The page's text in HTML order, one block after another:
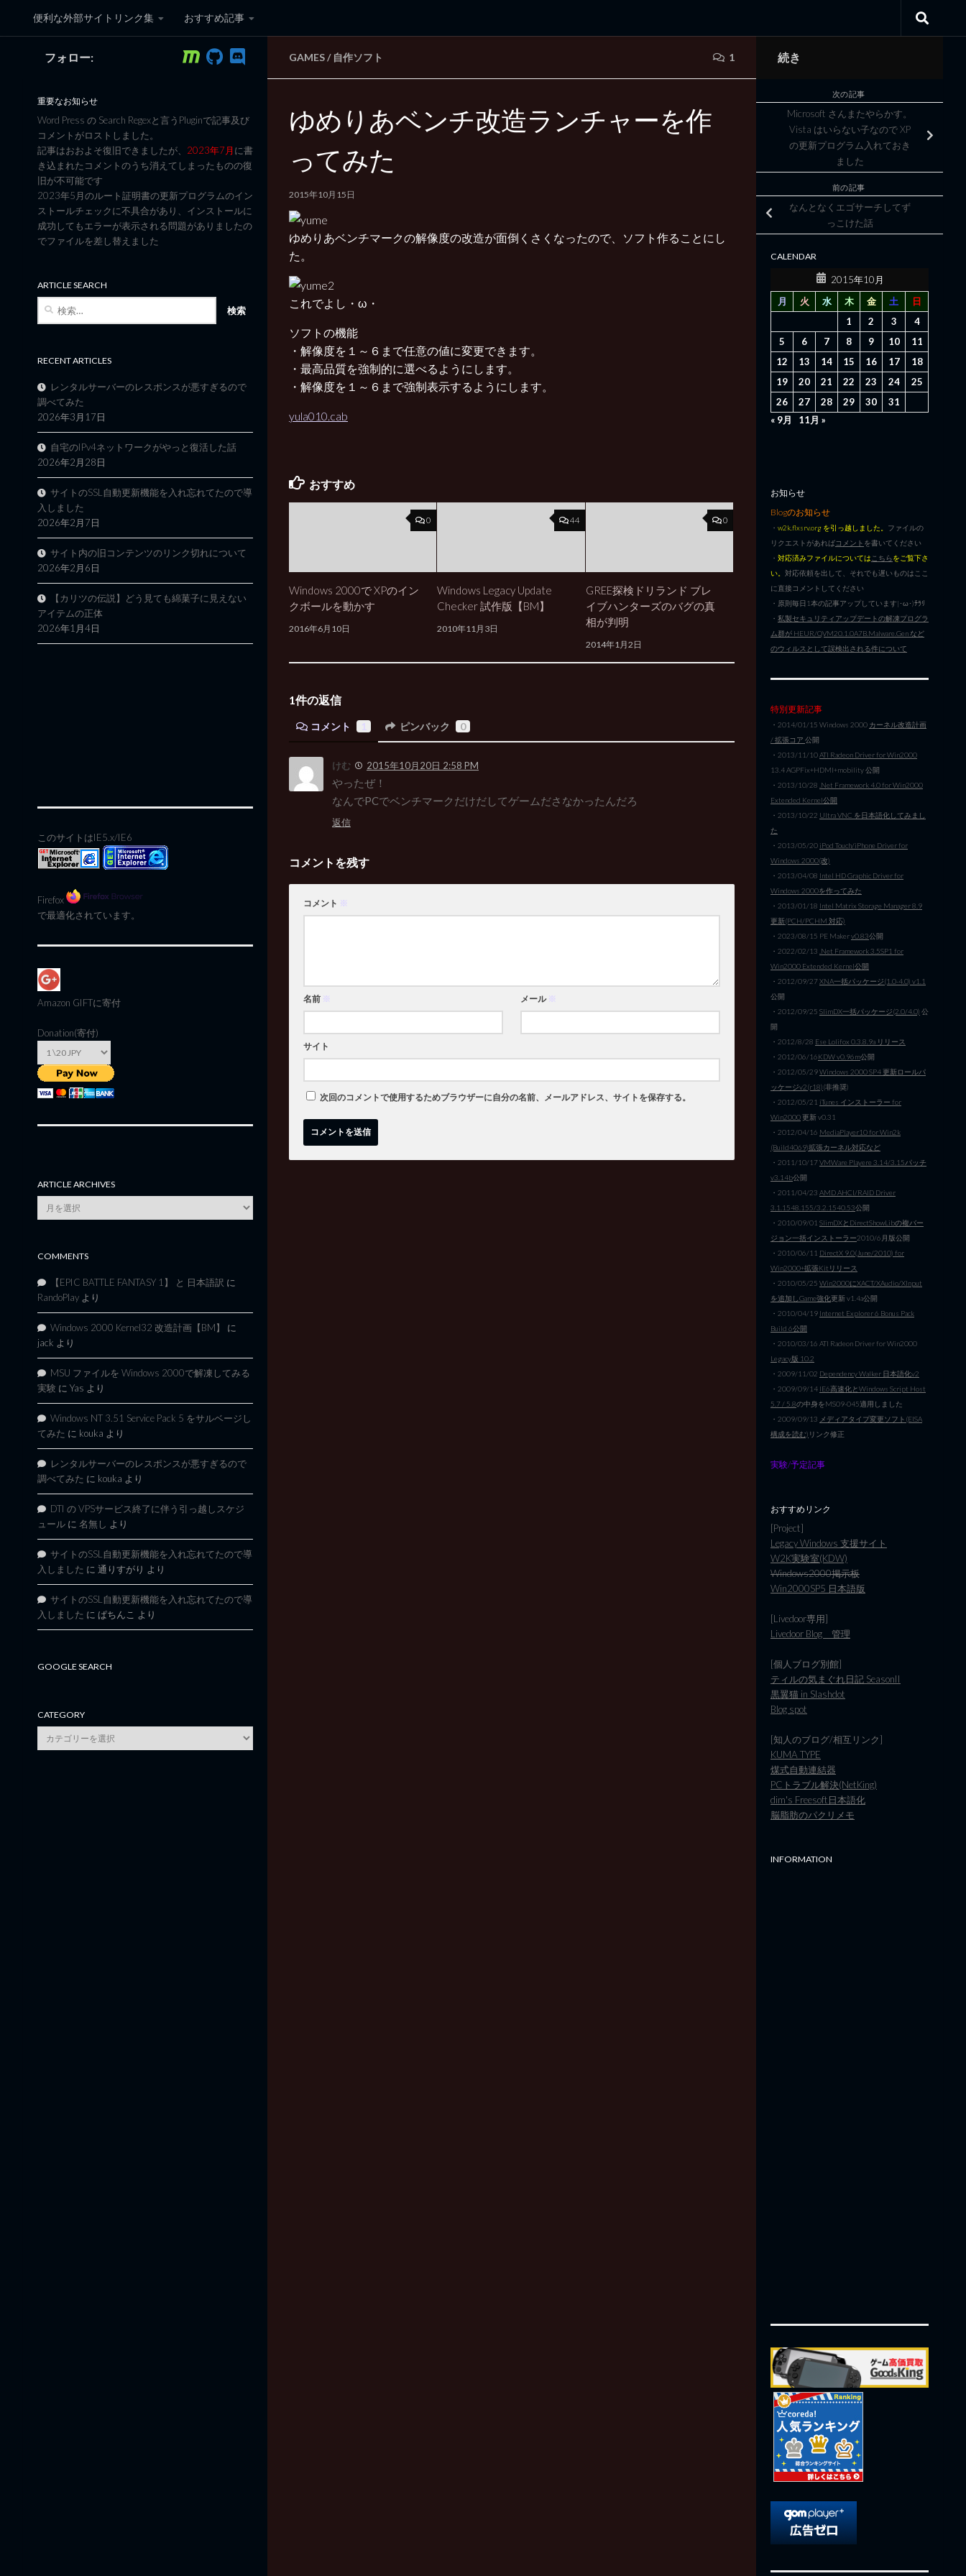
コンテンツへスキップ
便利な外部サイトリンク集 おすすめ記事
黒翼猫のコンピュータ日記 3rd Edition
GAMES/ 自作ソフト 1
ゆめりあベンチ改造ランチャーを作
ってみた
2015年10月15日
ゆめりあベンチマークの解像度の改造が面倒くさくなったので、ソフト作ることにし
た。
これでよし・ω・
ソフトの機能
・解像度を１～６まで任意の値に変更できます。
・最高品質を強制的に選べるようにします。
・解像度を１～６まで強制表示するようにします。
yula010.cab
おすすめ
0
Windows 2000で XPのイン
クボールを動かす
2016年6月10日
44
Windows Legacy Update
Checker 試作版【BM】
2010年11月3日
0
GREE探検ドリランド ブレ
イブハンターズのバグの真
相が判明
2014年1月2日
1件の返信
コメント ピンバック 0
けむ 2015年10月20日 2:58 PM
やったぜ！
なんでPCでベンチマークだけだしてゲームださなかったんだろ
返信
コメントを残す
コメント ※
名前 ※ メール ※
サイト
次回のコメントで使用するためブラウザーに自分の名前、メールアドレス、サイトを保存する。
フォロー:
重要なお知らせ
Word Press の Search Regexと言うPluginで記事及び
コメントがロストしました。
記事はおおよそ復旧できましたが、 2023年7月に書
き込まれたコメントのうち消えてしまったものの復
旧が不可能です
2023年5月のルート証明書の更新プログラムのイン
ストールチェックに不具合があり、インストールに
成功してもエラーが表示される問題がありましたの
でファイルを差し替えました
ARTICLE SEARCH
RECENT ARTICLES
レンタルサーバーのレスポンスが悪すぎるので
調べてみた
2026年3月17日
自宅のIPv4ネットワークがやっと復活した話
2026年2月28日
サイトのSSL自動更新機能を入れ忘れてたので導
入しました
2026年2月7日
サイト内の旧コンテンツのリンク切れについて
2026年2月6日
【カリツの伝説】どう見ても綿菓子に見えない
アイテムの正体
2026年1月4日
このサイトはIE5.x/IE6
Firefox
で最適化されています。
Amazon GIFTに寄付
Donation(寄付)
ARTICLE ARCHIVES
Article
Archives
COMMENTS
【EPIC BATTLE FANTASY 1】 と 日本語訳 に
RandoPlay より
Windows 2000 Kernel32 改造計画【BM】
に
jack より
MSU ファイルを Windows 2000で解凍してみる
実験 に Yas より
Windows NT 3.51 Service Pack 5 をサルベージし
てみた に kouka より
レンタルサーバーのレスポンスが悪すぎるので
調べてみた に kouka より
DTI の VPSサービス終了に伴う引っ越しスケジ
ュール に 名無し より
サイトのSSL自動更新機能を入れ忘れてたので導
入しました に 通りすがり より
サイトのSSL自動更新機能を入れ忘れてたので導
入しました に ぱちんこ より
GOOGLE SEARCH
CATEGORY
category
続き
次の記事
Microsoft さんまたやらかす。
Vista はいらない子なので XP
の更新プログラム入れておき
ました
前の記事
なんとなくエゴサーチしてず
っこけた話
CALENDAR
2015年10月
月
火 水 木 金 土
日
1
2 3
4
5
6 7 8 9 10
11
12
13 14 15 16 17
18
19
20 21 22 23 24
25
26
27 28 29 30
31
« 9月
11月 »
お知らせ
Blogのお知らせ
・ w2k.flxsrv.org を引っ越しました。 ファイルの
リクエストがあればコメント を書いてください
・ 対応済みファイルについては こちらをご覧下さ
い。 対応依頼を出して、それでも遅いものはここ
に直接コメントしてください
・原則毎日1本の記事アップしています|･ω･)ﾁﾗﾘ
・ 私製セキュリティアップデートの解凍プログラ
ム群が HEUR/QVM20.1.0A7B.Malware.Gen など
のウィルスとして誤検出される件について
特別更新記事
・2014/01/15 Windows 2000 カーネル改造計画
/ 拡張コア 公開
・2013/11/10ATI Radeon Driver for Win2000
13.4 AGPFix+HDMI+mobility 公開
・2013/10/28 .Net Framework 4.0 for Win2000
Extended Kernel公開
・2013/10/22 Ultra VNC を日本語化してみまし
た
・2013/05/20 iPod Touch/iPhone Driver for
Windows 2000(改)
・2013/04/08 Intel HD Graphic Driver for
Windows 2000を作ってみた
・2013/01/18 Intel Matrix Storage Manager 8.9
更新(PCH/PCHM 対応)
・2023/08/15 PE Makerv0.83公開
・2022/02/13 .Net Framework 3.5SP1 for
Win2000 Extended Kernel公開
・2012/09/27XNA一括パッケージ(1.0-4.0) v1.1
公開
・2012/09/25 SlimDX一括パッケージ(2.0/4.0) 公
開
・2012/8/28 Ese Lolifox 0.3.8.9a リリース
・2012/06/16KDW v0.96m公開
・2012/05/29Windows 2000 SP4 更新ロールパ
ッケージv2(r18)(非推奨)
・2012/05/21 iTunes インストーラー for
Win2000更新 v0.31
・2012/04/16 MediaPlayer10 for Win2k
(Build4069)拡張カーネル対応など
・2011/10/17VMWare Playere 3.14/3.15パッチ
v3.14b公開
・2011/04/23 AMD AHCI/RAID Driver
3.1.1548.155/3.2.1540.53公開
・2010/09/01 SlimDXとDirectShowLibの複バー
ジョン一括インストーラー2010/6月版公開
・2010/06/11 DirectX 9.0(June/2010) for
Win2000+拡張Kitリリース
・2010/05/25 Win2000にXACT/XAudio/XInput
を追加しGame強化更新 v1.4a公開
・2010/04/19 Internet Explorer 6 Bonus Pack
Build 6公開
・2010/03/16 ATI Radeon Driver for Win2000
Legacy版 10.2
・2009/11/02 Dependency Walker 日本語化v2
・2009/09/14 IE6高速化とWindows Script Host
5.7 / 5.8の中身をMS09-045適用しました
・2009/09/13 メディアタイプ変更ソフト(EISA
構成を読む) リンク修正
実験/予定記事
おすすめリンク
[Project]
Legacy Windows 支援サイト
W2K実験室(KDW)
Windows2000掲示板
Win2000SP5 日本語版
[Livedoor専用]
Livedoor Blog 管理
[個人ブログ別館]
ティルの気まぐれ日記 SeasonII
黒翼猫 in Slashdot
Blog spot
[知人のブログ/相互リンク]
KUMA TYPE
煤式自動連結器
PCトラブル解決(NetKing)
dim's Freesoft日本語化
脳脂肪のパクリメモ
INFORMATION